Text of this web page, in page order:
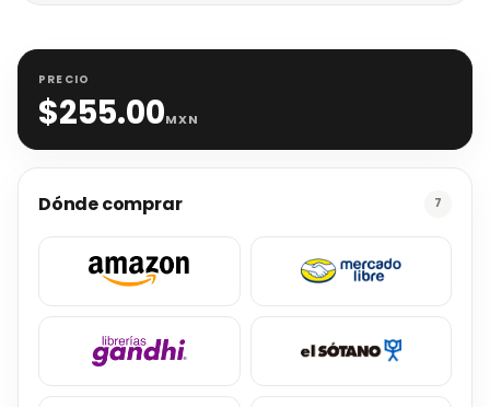
PRECIO
$255.00MXN
Dónde comprar 7